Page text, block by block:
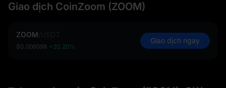
Giao dịch CoinZoom (ZOOM)
ZOOM
$0.006098 +20.20%
Giao dịch ngay